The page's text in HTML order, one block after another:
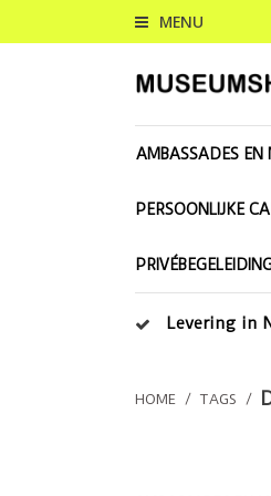
MENU
AMBASSADES EN
PERSOONLIJKE
Levering in
HOME / TAGS /